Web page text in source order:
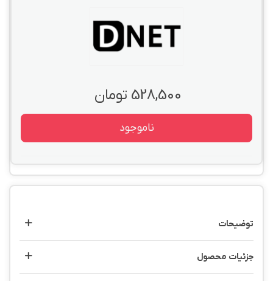
528,500 تومان
ناموجود
توضیحات
جزئیات محصول